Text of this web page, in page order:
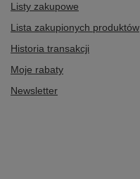
Listy zakupowe
Lista zakupionych produktów
Historia transakcji
Moje rabaty
Newsletter